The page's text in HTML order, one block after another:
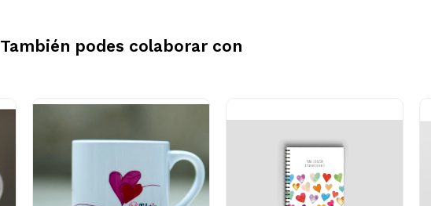
También podes colaborar con